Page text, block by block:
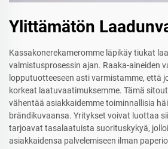
Ylittämätön
Kassakonerekameromme läpikäy tiukat
valmistusprosessin ajan. Raaka-aineiden
lopputuotteeseen asti varmistamme, että
korkeat laatuvaatimuksemme. Tämä
vähentää asiakkaidemme toiminnallisia
brändikuvaansa. Yritykset voivat luottaa
tarjoavat tasalaatuista suorituskykyä,
asiakkaidensa palvelemiseen ilman